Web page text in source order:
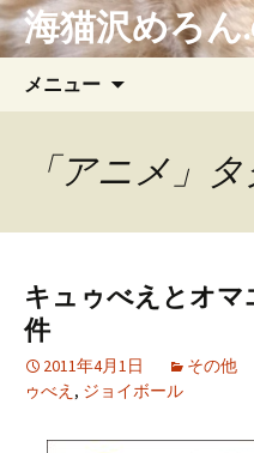
海猫沢めろ
メニュー
ン
ツ
ッ
「アニメ」
キュゥべえとオ
件
2011年4月1日 その他
ゥべえ , ジョイボール